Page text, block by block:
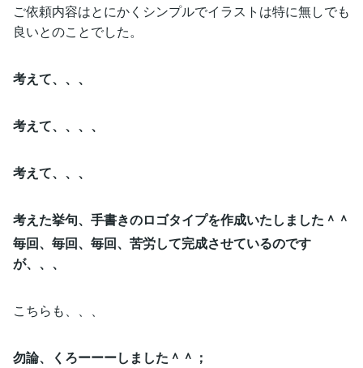
ご依頼内容はとにかくシンプルでイラストは特に無しでも
良いとのことでした。
考えて、、、
考えて、、、、
考えて、、、
考えた挙句、手書きのロゴタイプを作成いたしました＾＾
毎回、毎回、毎回、苦労して完成させているのです
が、、、
こちらも、、、
勿論、くろーーーしました＾＾；